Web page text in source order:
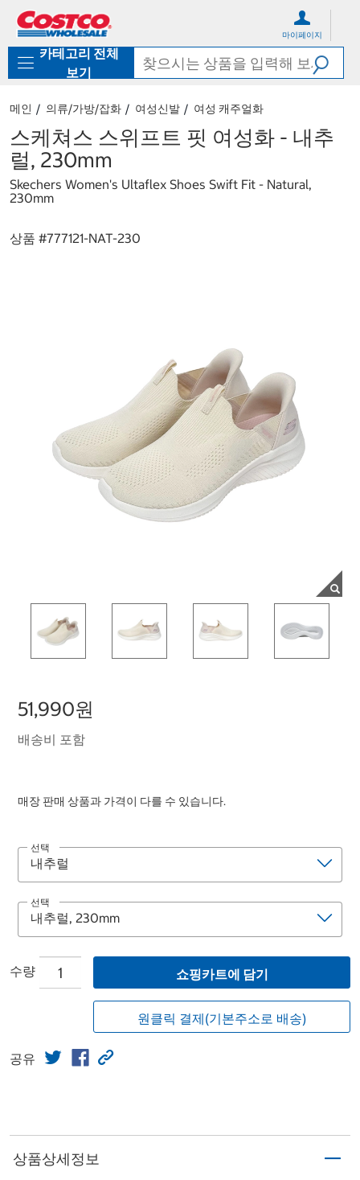
로
기
가
마이페이지
카테고리 전체
보기
메인 의류/가방/잡화 여성신발 여성 캐주얼화
스케쳐스 스위프트 핏 여성화 - 내추
럴, 230mm
Skechers Women's Ultaflex Shoes Swift Fit - Natural,
230mm
상품 #777121-NAT-230
51,990원
배송비 포함
매장 판매 상품과 가격이 다를 수 있습니다.
선택
선택
수량 쇼핑카트에 담기
원클릭 결제(기본주소로 배송)
공유
상품상세정보